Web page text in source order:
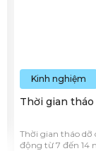
Kinh nghiệm
Thời gian tháo
Thời gian tháo dỡ
động từ 7 đến 14